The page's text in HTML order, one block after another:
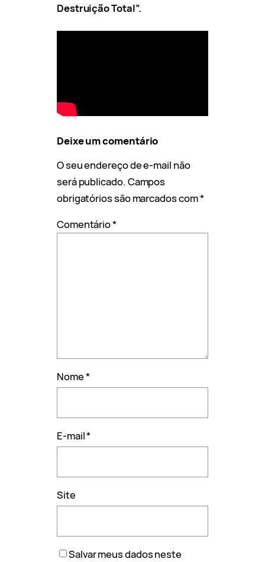
Destruição Total”.
Deixe um comentário
O seu endereço de e-mail não
será publicado. Campos
obrigatórios são marcados com*
Comentário*
Nome*
E-mail*
Site
Salvar meus dados neste